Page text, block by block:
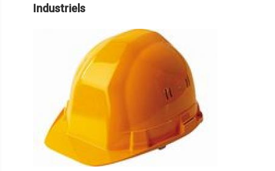
Industriels